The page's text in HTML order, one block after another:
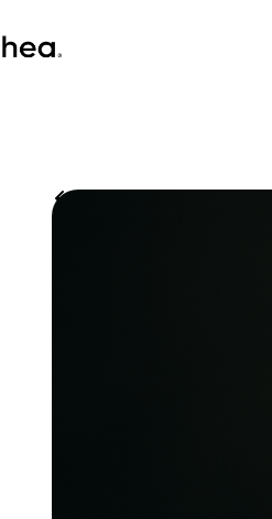
Volver a Historias